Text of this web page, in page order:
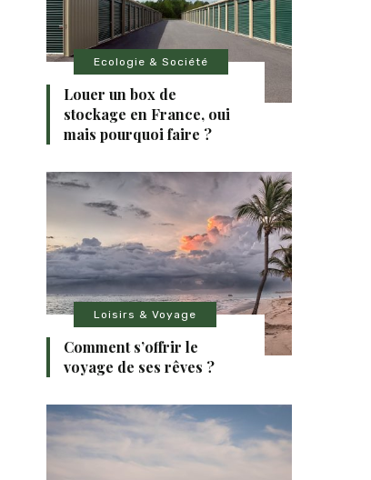
Ecologie & Société
Louer un box de
stockage en France, oui
mais pourquoi faire ?
Loisirs & Voyage
Comment s’offrir le
voyage de ses rêves ?